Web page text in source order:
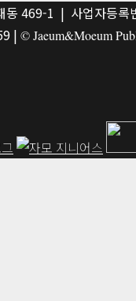
동 469-1 | 사업자등
| © Jaeum&Moeum